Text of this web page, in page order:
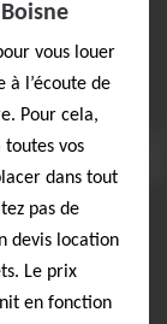
vous louer
à l’écoute de
Pour cela,
toutes vos
dans tout
pas de
devis location
Le prix
en fonction